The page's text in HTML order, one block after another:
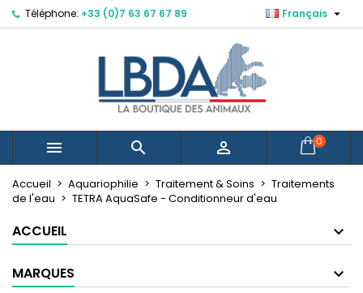
Téléphone: +33 (0)7 63 67 67 89 Français 
   0
Accueil Aquariophilie Traitement & Soins
Traitements
de l'eau
TETRA AquaSafe - Conditionneur d'eau
ACCUEIL
MARQUES
Mes listes d'envies ×
Créer une nouvelle liste
Créer une liste d'envies ×
Nom de la liste d'envies
Annuler Créer une liste d'envies
Connexion ×
Vous devez être connecté pour ajouter des produits
à votre liste d'envies.
Annuler Connexion